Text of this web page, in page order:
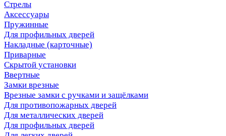
Стрелы
Аксессуары
Пружинные
Для профильных дверей
Накладные (карточные)
Приварные
Скрытой установки
Ввертные
Замки врезные
Врезные замки с ручками и защёлками
Для противопожарных дверей
Для металлических дверей
Для профильных дверей